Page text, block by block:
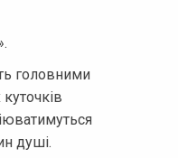
головними
душі.